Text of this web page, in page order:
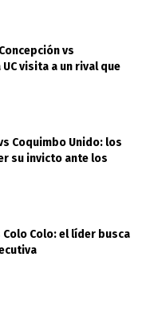
vs
visita a un rival que
Coquimbo Unido: los
su invicto ante los
Colo: el líder busca